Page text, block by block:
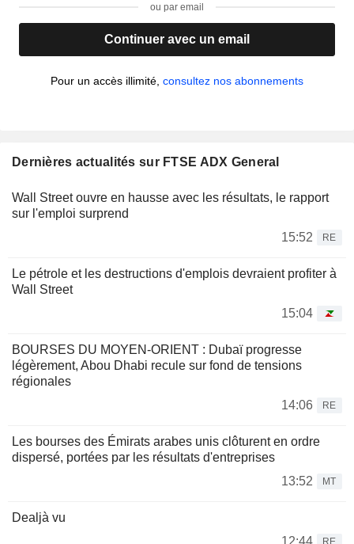
ou par email
Continuer avec un email
Pour un accès illimité, consultez nos abonnements
Dernières actualités sur FTSE ADX General
Wall Street ouvre en hausse avec les résultats, le rapport
sur l'emploi surprend
15:52
RE
Le pétrole et les destructions d'emplois devraient profiter à
Wall Street
15:04
BOURSES DU MOYEN-ORIENT : Dubaï progresse
légèrement, Abou Dhabi recule sur fond de tensions
régionales
14:06
RE
Les bourses des Émirats arabes unis clôturent en ordre
dispersé, portées par les résultats d'entreprises
13:52
MT
Dealjà vu
12:44
RE